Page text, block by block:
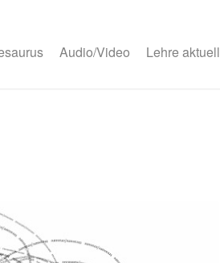
Audio/Video Lehre aktuell